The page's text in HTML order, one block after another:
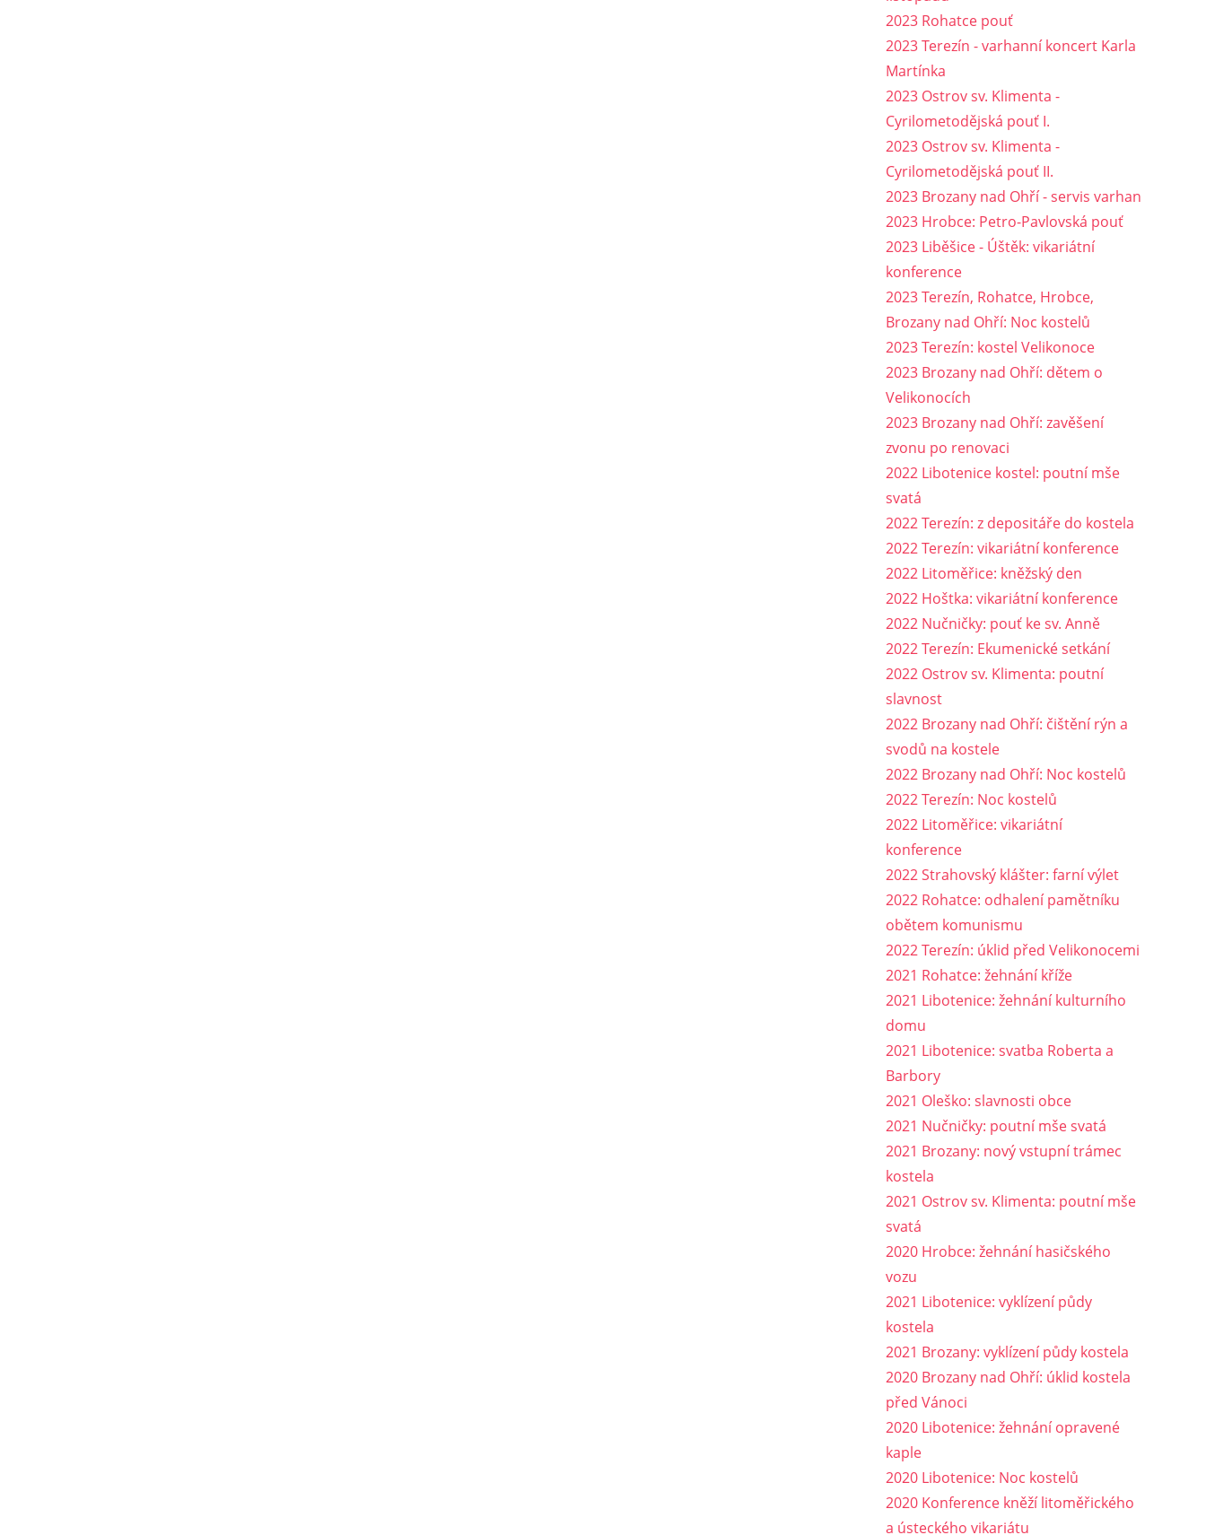
2023 Rohatce pouť
2023 Terezín - varhanní koncert Karla
Martínka
2023 Ostrov sv. Klimenta -
Cyrilometodějská pouť I.
2023 Ostrov sv. Klimenta -
Cyrilometodějská pouť II.
2023 Brozany nad Ohří - servis varhan
2023 Hrobce: Petro-Pavlovská pouť
2023 Liběšice - Úštěk: vikariátní
konference
2023 Terezín, Rohatce, Hrobce,
Brozany nad Ohří: Noc kostelů
2023 Terezín: kostel Velikonoce
2023 Brozany nad Ohří: dětem o
Velikonocích
2023 Brozany nad Ohří: zavěšení
zvonu po renovaci
2022 Libotenice kostel: poutní mše
svatá
2022 Terezín: z depositáře do kostela
2022 Terezín: vikariátní konference
2022 Litoměřice: kněžský den
2022 Hoštka: vikariátní konference
2022 Nučničky: pouť ke sv. Anně
2022 Terezín: Ekumenické setkání
2022 Ostrov sv. Klimenta: poutní
slavnost
2022 Brozany nad Ohří: čištění rýn a
svodů na kostele
2022 Brozany nad Ohří: Noc kostelů
2022 Terezín: Noc kostelů
2022 Litoměřice: vikariátní
konference
2022 Strahovský klášter: farní výlet
2022 Rohatce: odhalení pamětníku
obětem komunismu
2022 Terezín: úklid před Velikonocemi
2021 Rohatce: žehnání kříže
2021 Libotenice: žehnání kulturního
domu
2021 Libotenice: svatba Roberta a
Barbory
2021 Oleško: slavnosti obce
2021 Nučničky: poutní mše svatá
2021 Brozany: nový vstupní trámec
kostela
2021 Ostrov sv. Klimenta: poutní mše
svatá
2020 Hrobce: žehnání hasičského
vozu
2021 Libotenice: vyklízení půdy
kostela
2021 Brozany: vyklízení půdy kostela
2020 Brozany nad Ohří: úklid kostela
před Vánoci
2020 Libotenice: žehnání opravené
kaple
2020 Libotenice: Noc kostelů
2020 Konference kněží litoměřického
a ústeckého vikariátu